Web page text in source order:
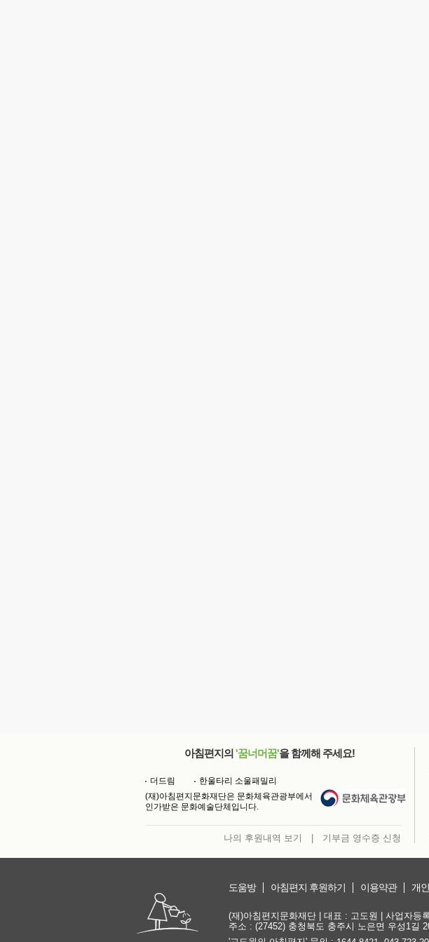
아침편지의 '꿈너머꿈'을 함께해 주세요!
더드림
한울타리 소울패밀리
(재)아침편지문화재단은 문화체육관광부에서
인가받은 문화예술단체입니다.
나의 후원내역 보기 기부금 영수증 신청
도움방 아침편지 후원하기 이용약관 개
(재)아침편지문화재단 | 대표 : 고도원 | 사업자등
주소 : (27452) 충청북도 충주시 노은면 우성1길